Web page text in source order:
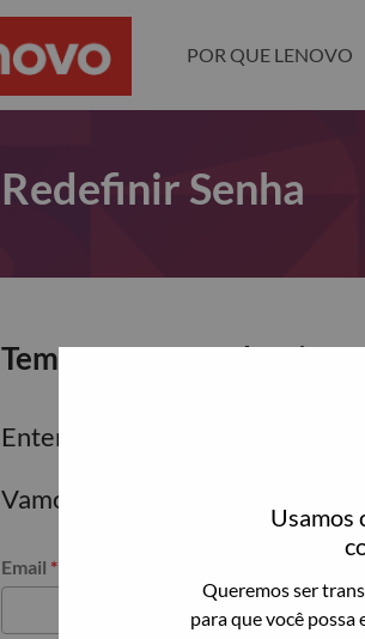
Usamos
Queremos ser
para que você possa
POR QUE LENOVO
Redefinir Senha
Tem certeza que deseja
Enter the email address
Vamos enviar por email um link
Redefinir senha com seu email
Email *